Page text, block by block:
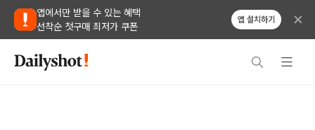
앱에서만 받을 수 있는 혜택
선착순 첫구매 최저가 쿠폰
앱 설치하기